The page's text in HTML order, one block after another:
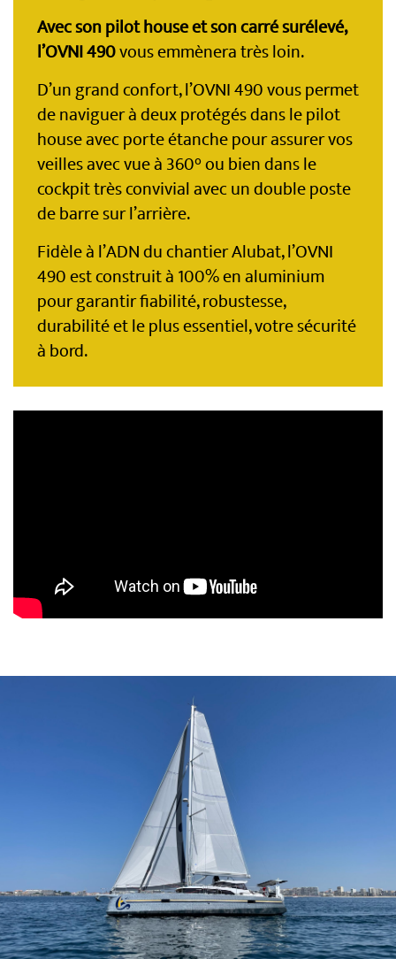
Avec son pilot house et son carré surélevé,
l’OVNI 490vous emmènera très loin.
D’un grand confort, l’OVNI 490 vous permet
de naviguer à deux protégés dans le pilot
house avec porte étanche pour assurer vos
veilles avec vue à 360° ou bien dans le
cockpit très convivial avec un double poste
de barre sur l’arrière.
Fidèle à l’ADN du chantier Alubat, l’OVNI
490 est construit à 100% en aluminium
pour garantir fiabilité, robustesse,
durabilité et le plus essentiel, votre sécurité
à bord.